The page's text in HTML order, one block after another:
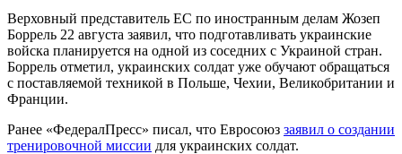
Верховный представитель ЕС по иностранным делам Жозеп
Боррель 22 августа заявил, что подготавливать украинские
войска планируется на одной из соседних с Украиной стран.
Боррель отметил, украинских солдат уже обучают обращаться
с поставляемой техникой в Польше, Чехии, Великобритании и
Франции.
Ранее «ФедералПресс» писал, что Евросоюз заявил о создании
тренировочной миссии для украинских солдат.